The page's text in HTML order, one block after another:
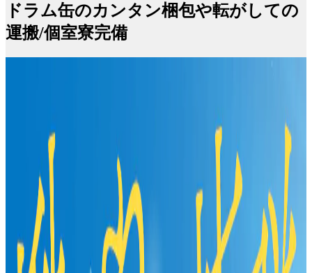
ドラム缶のカンタン梱包や転がしての
運搬/個室寮完備